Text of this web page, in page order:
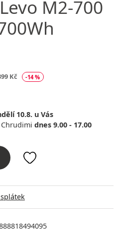
Levo M2-700
Kč -14 %
10.8. u Vás
dnes 9.00 - 17.00